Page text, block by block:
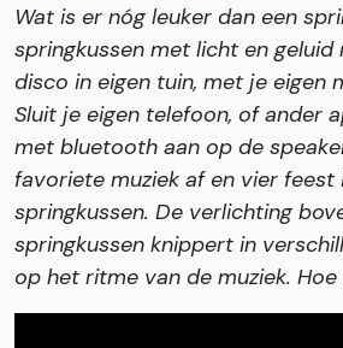
Wat is er nóg leuker dan een
springkussen met licht en geluid
disco in eigen tuin, met je eigen
Sluit je eigen telefoon, of ander
met bluetooth aan op de
favoriete muziek af en vier feest
springkussen. De verlichting
springkussen knippert in
op het ritme van de muziek.